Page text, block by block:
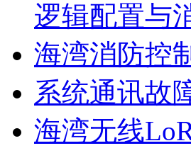
逻辑配置与
海湾消防控
系统通讯故
海湾无线